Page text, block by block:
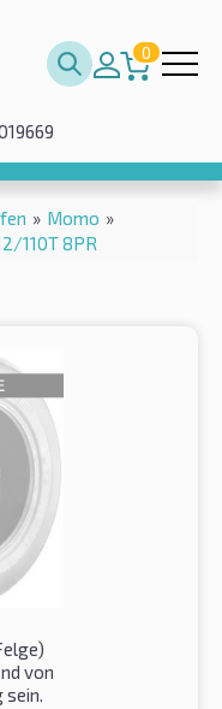
0
» Momo »
110T 8PR
von
sein.